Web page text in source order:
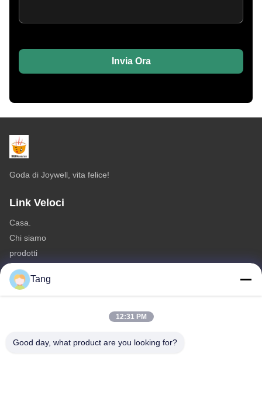
Invia Ora
Goda di Joywell, vita felice!
Link Veloci
Casa.
Chi siamo
prodotti
Contattaci
Categorie
Spuntino della fava
Tang
12:31 PM
Good day, what product are you looking for?